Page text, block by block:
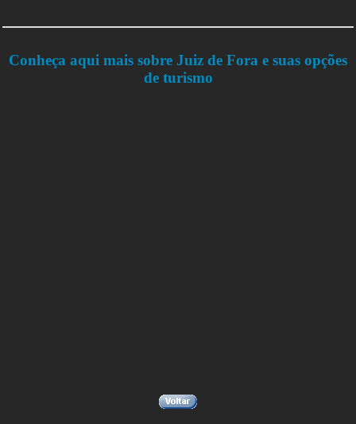
Conheça aqui mais sobre Juiz de Fora e suas opções
de turismo